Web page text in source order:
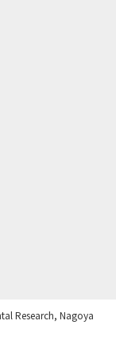
Research, Nagoya